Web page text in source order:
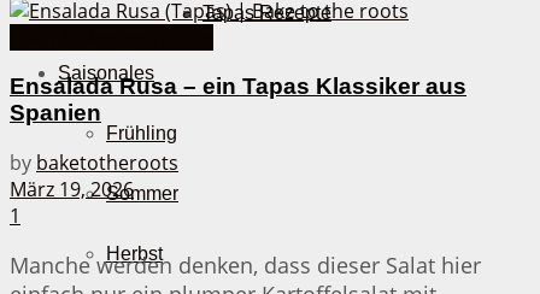
Tapas Rezepte
Saisonales
Frühling
Sommer
Herbst
Ensalada Rusa – ein Tapas Klassiker aus
Spanien
by baketotheroots
März 19, 2026
1
Manche werden denken, dass dieser Salat hier